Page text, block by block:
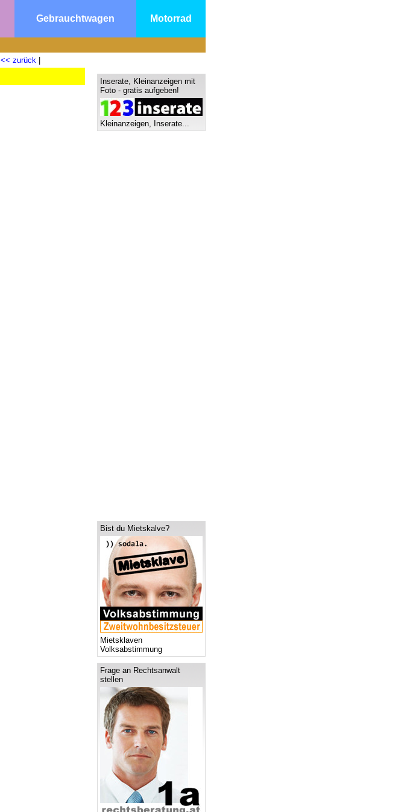
Gebrauchtwagen Motorrad
<< zurück
Inserate, Kleinanzeigen mit
Foto - gratis aufgeben!
Kleinanzeigen, Inserate...
Bist du Mietskalve?
Mietsklaven
Volksabstimmung
Frage an Rechtsanwalt
stellen